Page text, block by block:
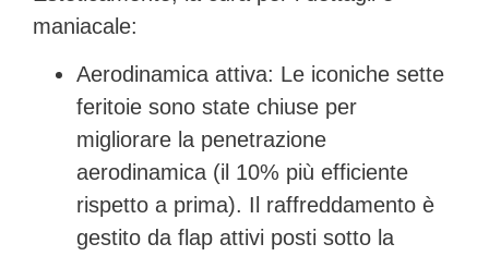
maniacale:
Aerodinamica attiva: Le iconiche sette
feritoie sono state chiuse per
migliorare la penetrazione
aerodinamica (il 10% più efficiente
rispetto a prima). Il raffreddamento è
gestito da flap attivi posti sotto la